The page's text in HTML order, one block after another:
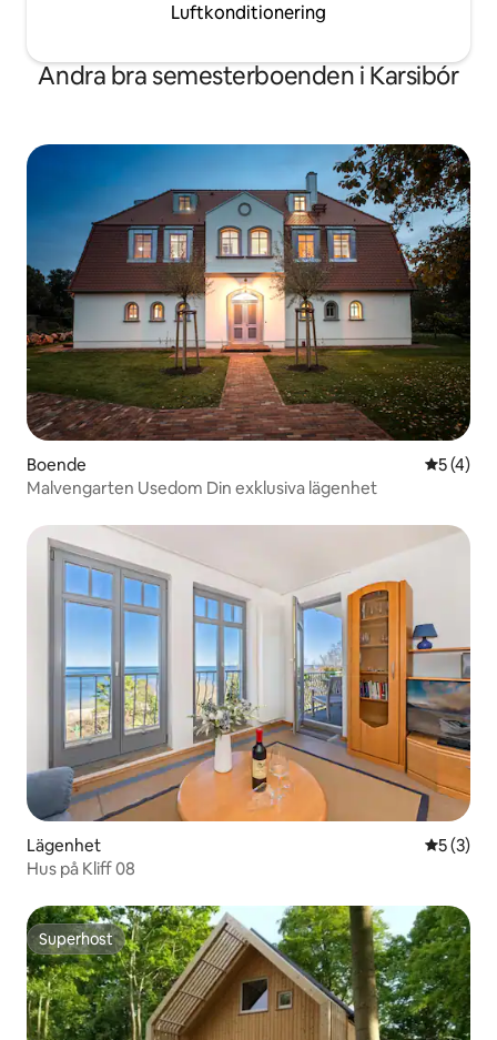
Luftkonditionering
Andra bra semesterboenden i Karsibór
Boende 5 av 5 i
5 (4)
Malvengarten Usedom Din exklusiva lägenhet
Lägenhet 5 av 5 i
5 (3)
Hus på Kliff 08
Superhost
Superhost